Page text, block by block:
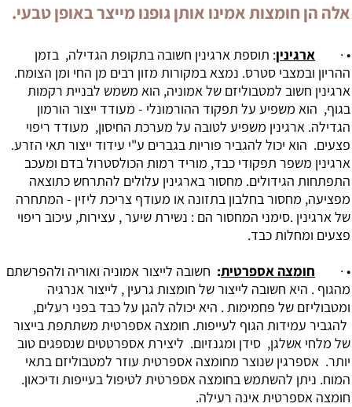
אלה הן חומצות אמינו אותן גופנו מייצר באופן טבעי.
• · ארגינין: תוספת ארגינין חשובה בתקופת הגדילה, בזמן
ההריון ובמצבי סטרס. נמצא במקורות מזון רבים מן החי ומן הצומח.
ארגינין חשוב למטבוליזם של אמוניה, הוא משמש לבניית רקמות
בגוף, הוא משפיע על תפקוד ההורמונלי - מעודד ייצור הורמון
הגדילה. ארגינין משפיע לטובה על מערכת החיסון, מעודד ריפוי
פצעים. הוא יכול להגביר פוריות בגברים ע"י עידוד ייצור תאי הזרע.
ארגינין משפר תפקודי כבד, מוריד רמות הכולסטרול בדם ומעכב
‏התפתחות הגידולים. מחסור בארגינין עלולים להתרחש כתוצאה
מפציעה, מחסור בחלבון בתזונה או מעודף צריכת ליזין - המתחרה
של ארגינין .סימני המחסור הם : נשירת שיער , עצירות, עיכוב ריפוי
פצעים ומחלות כבד.
• · חומצה אספרטית: חשובה לייצור אמוניה ואוריה ולהפרשתם
מהגוף . היא חשובה לייצור של חומצות גרעין , לייצור אנרגיה
ומטבוליזם של פחמימות . היא יכולה להגן על כבד בפני רעלים,
להגביר עמידות הגוף לעייפות. חומצה אספרטית משתתפת בייצור
של מלחי אשלגן, סידן ומגנזיום. ליצירת אספרטטים שנספגים טוב
יותר. אספרגין שנוצר מחומצה אספרטית עוזר ‏למטבוליזם בתאי
המוח. ניתן להשתמש בחומצה אספרטית לטיפול בעייפות ודיכאון.
חומצה אספרטית אינה רעילה.